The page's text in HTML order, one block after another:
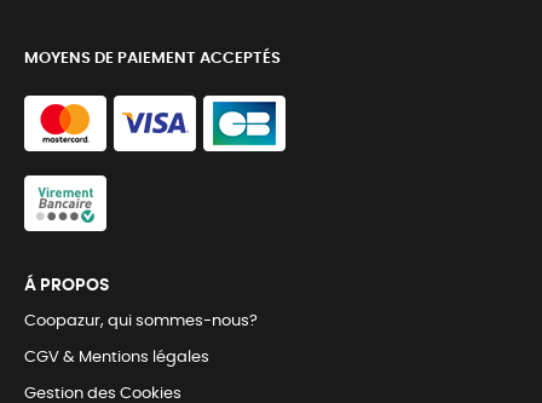
MOYENS DE PAIEMENT ACCEPTÉS
Á PROPOS
Coopazur, qui sommes-nous?
CGV & Mentions légales
Gestion des Cookies